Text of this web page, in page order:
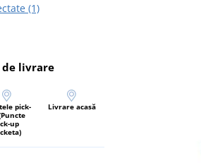
(1)
livrare
pick-
up
Livrare acasă